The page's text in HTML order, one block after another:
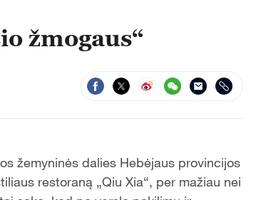
žmogaus“
žemyninės dalies Hebėjaus provincijos
restoraną „Qiu Xia“, per mažiau nei